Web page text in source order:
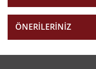
ÖNERILERINIZ